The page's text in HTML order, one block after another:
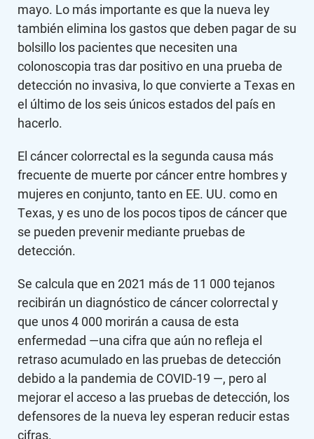
mayo. Lo más importante es que la nueva ley
también elimina los gastos que deben pagar de su
bolsillo los pacientes que necesiten una
colonoscopia tras dar positivo en una prueba de
detección no invasiva, lo que convierte a Texas en
el último de los seis únicos estados del país en
hacerlo.
El cáncer colorrectal es la segunda causa más
frecuente de muerte por cáncer entre hombres y
mujeres en conjunto, tanto en EE. UU. como en
Texas, y es uno de los pocos tipos de cáncer que
se pueden prevenir mediante pruebas de
detección.
Se calcula que en 2021 más de 11 000 tejanos
recibirán un diagnóstico de cáncer colorrectal y
que unos 4 000 morirán a causa de esta
enfermedad —una cifra que aún no refleja el
retraso acumulado en las pruebas de detección
debido a la pandemia de COVID-19 —, pero al
mejorar el acceso a las pruebas de detección, los
defensores de la nueva ley esperan reducir estas
cifras.